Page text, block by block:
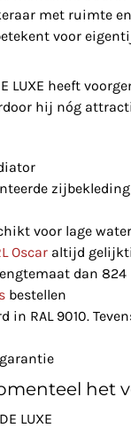
met ruimte
voor
LUXE heeft
hij nóg
zijbekleding
voor lage
Oscar altijd
dan 824
bestellen
in RAL 9010.
het
LUXE